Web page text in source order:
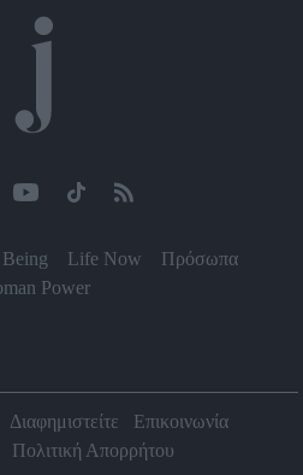
Life Now
Πρόσωπα
Power
Διαφημιστείτε
Επικοινωνία
Πολιτική Απορρήτου